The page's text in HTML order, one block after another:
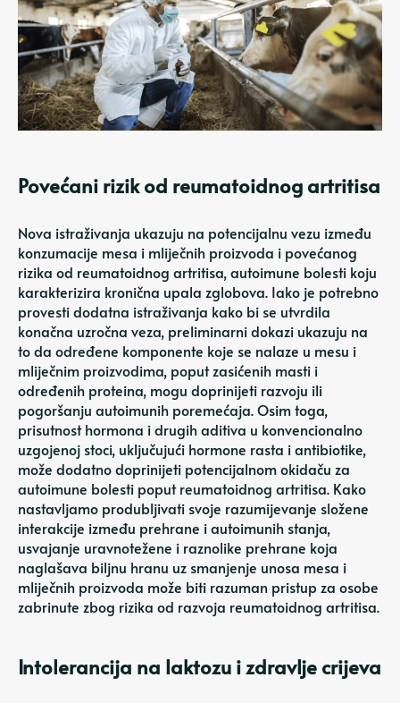
Povećani rizik od reumatoidnog artritisa
Nova istraživanja ukazuju na potencijalnu vezu između
konzumacije mesa i mliječnih proizvoda i povećanog
rizika od reumatoidnog artritisa, autoimune bolesti koju
karakterizira kronična upala zglobova. Iako je potrebno
provesti dodatna istraživanja kako bi se utvrdila
konačna uzročna veza, preliminarni dokazi ukazuju na
to da određene komponente koje se nalaze u mesu i
mliječnim proizvodima, poput zasićenih masti i
određenih proteina, mogu doprinijeti razvoju ili
pogoršanju autoimunih poremećaja. Osim toga,
prisutnost hormona i drugih aditiva u konvencionalno
uzgojenoj stoci, uključujući hormone rasta i antibiotike,
može dodatno doprinijeti potencijalnom okidaču za
autoimune bolesti poput reumatoidnog artritisa. Kako
nastavljamo produbljivati ​​​​svoje razumijevanje složene
interakcije između prehrane i autoimunih stanja,
usvajanje uravnotežene i raznolike prehrane koja
naglašava biljnu hranu uz smanjenje unosa mesa i
mliječnih proizvoda može biti razuman pristup za osobe
zabrinute zbog rizika od razvoja reumatoidnog artritisa.
Intolerancija na laktozu i zdravlje crijeva